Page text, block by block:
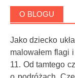
O BLOGU
Jako dziecko
malowałem flagi
11. Od tamtego